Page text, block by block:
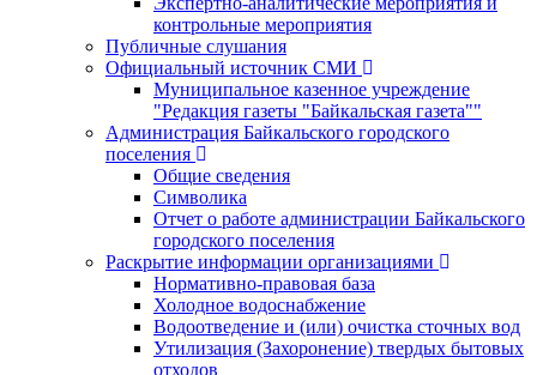
контрольные мероприятия
Публичные слушания
Официальный источник СМИ
Муниципальное казенное учреждение
"Редакция газеты "Байкальская газета""
Администрация Байкальского городского
поселения
Общие сведения
Символика
Отчет о работе администрации Байкальского
городского поселения
Раскрытие информации организациями
Нормативно-правовая база
Холодное водоснабжение
Водоотведение и (или) очистка сточных вод
Утилизация (Захоронение) твердых бытовых
отходов